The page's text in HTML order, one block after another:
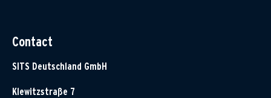
Contact
SITS Deutschland GmbH
Klewitzstraße 7